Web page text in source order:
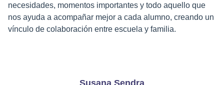
necesidades, momentos importantes y todo aquello que
nos ayuda a acompañar mejor a cada alumno, creando un
vínculo de colaboración entre escuela y familia.